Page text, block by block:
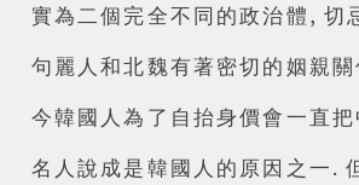
實為二個完全不同的政治體, 切
句麗人和北魏有著密切的姻親
今韓國人為了自抬身價會一直
名人說成是韓國人的原因之一.